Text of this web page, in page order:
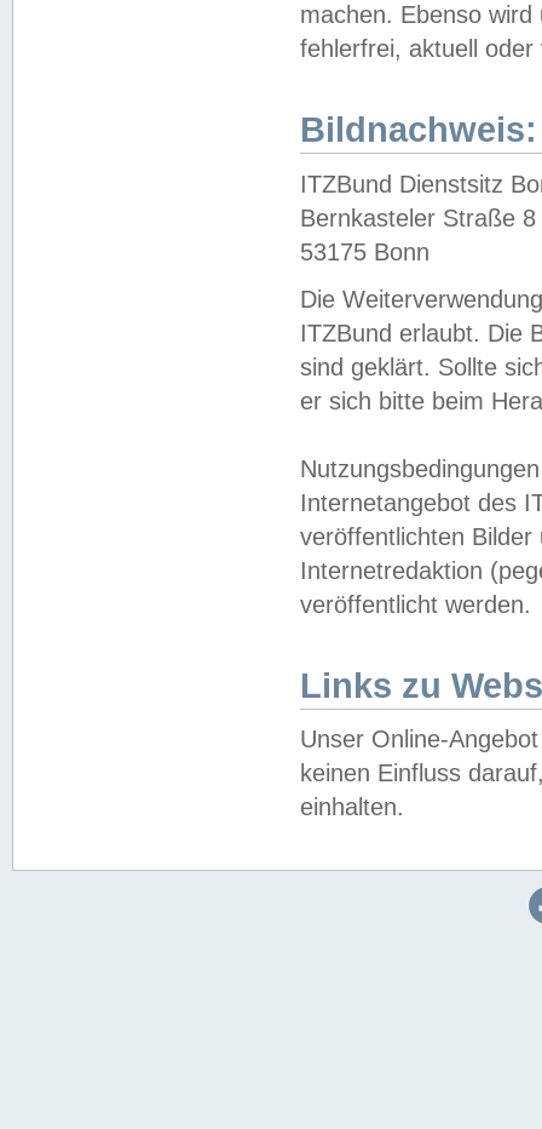
machen. Ebenso
fehlerfrei, aktuell oder
Bildnachweis:
ITZBund Dienstsitz
Bernkasteler Straße 8
53175 Bonn
Die
ITZBund erlaubt. Die
sind geklärt. Sollte
er sich bitte beim
Internetangebot des
veröffentlichten
Internetredaktion
veröffentlicht werden.
Links zu
Unser Online-
keinen Einfluss
einhalten.